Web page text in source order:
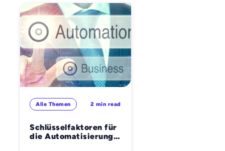
Alle Themen
Schlüsselfaktoren für
die Automatisierung
2 min read